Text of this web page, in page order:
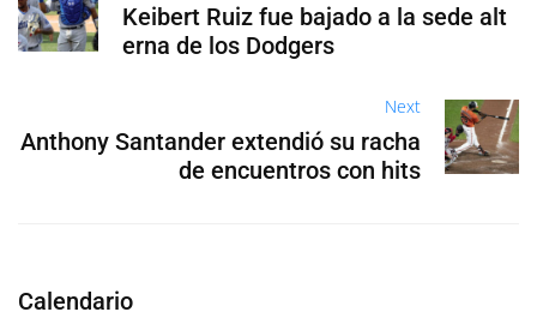
Keibert Ruiz fue bajado a la sede alt
erna de los Dodgers
Next
Anthony Santander extendió su racha
de encuentros con hits
Calendario